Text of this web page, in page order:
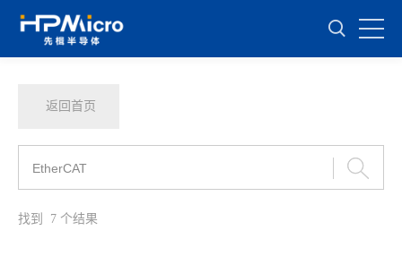
返回首页
找到 7 个结果